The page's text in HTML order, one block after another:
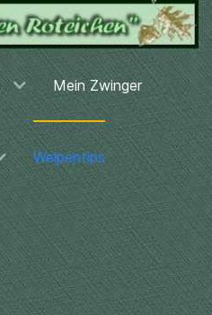
Mein Zwinger
Welpentips